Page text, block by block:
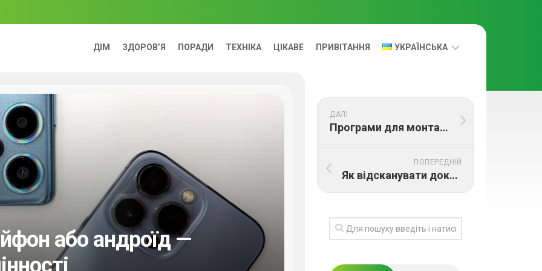
ДІМ ЗДОРОВ’Я ПОРАДИ ТЕХНІКА ЦІКАВЕ ПРИВІТАННЯ УКРАЇНСЬКА
УКРАЇНСЬКА
або андроїд —
ДАЛІ
Програми для монтажу відео: найкращі варіанти
ПОПЕРЕДНІЙ
Як відсканувати документ на айфоні без додаткових програм